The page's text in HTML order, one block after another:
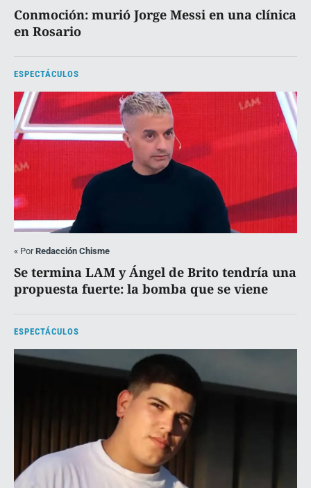
Conmoción: murió Jorge Messi en una clínica
en Rosario
ESPECTÁCULOS
« PorRedacción Chisme
Se termina LAM y Ángel de Brito tendría una
propuesta fuerte: la bomba que se viene
ESPECTÁCULOS